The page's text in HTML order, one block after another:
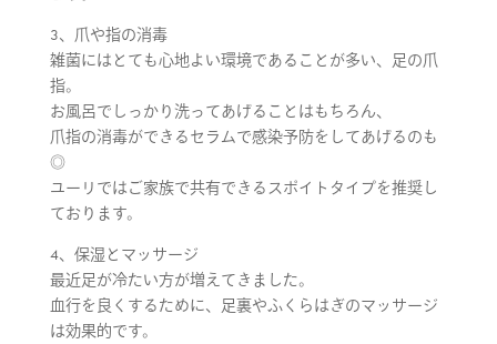
3、爪や指の消毒
雑菌にはとても心地よい環境であることが多い、足の爪
指。
お風呂でしっかり洗ってあげることはもちろん、
爪指の消毒ができるセラムで感染予防をしてあげるのも
◎
ユーリではご家族で共有できるスポイトタイプを推奨し
ております。
4、保湿とマッサージ
最近足が冷たい方が増えてきました。
血行を良くするために、足裏やふくらはぎのマッサージ
は効果的です。